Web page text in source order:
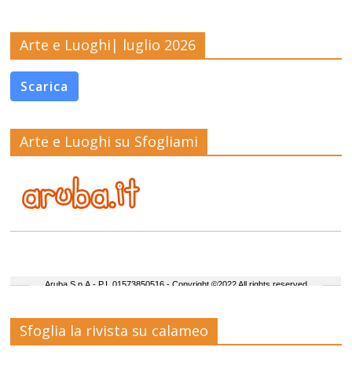
Arte e Luoghi| luglio 2026
Scarica
Arte e Luoghi su Sfogliami
Sfoglia la rivista su calameo